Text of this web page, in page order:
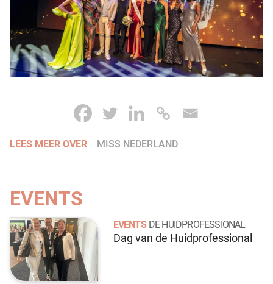
LEES MEER OVER MISS NEDERLAND
EVENTS
EVENTS DE HUIDPROFESSIONAL
Dag van de Huidprofessional